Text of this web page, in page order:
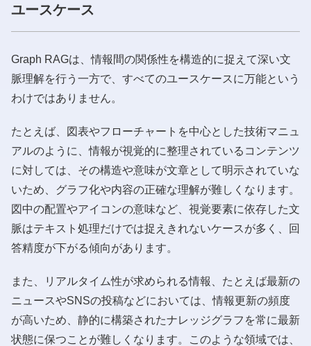
ユースケース
Graph RAGは、情報間の関係性を構造的に捉えて深い文
脈理解を行う一方で、すべてのユースケースに万能という
わけではありません。
たとえば、図表やフローチャートを中心とした技術マニュ
アルのように、情報が視覚的に整理されているコンテンツ
に対しては、その構造や意味が文章として明示されていな
いため、グラフ化や内容の正確な理解が難しくなります。
図中の配置やアイコンの意味など、視覚要素に依存した文
脈はテキスト処理だけでは捉えきれないケースが多く、回
答精度が下がる傾向があります。
また、リアルタイム性が求められる情報、たとえば最新の
ニュースやSNSの投稿などにおいては、情報更新の頻度
が高いため、静的に構築されたナレッジグラフを常に最新
状態に保つことが難しくなります。このような領域では、